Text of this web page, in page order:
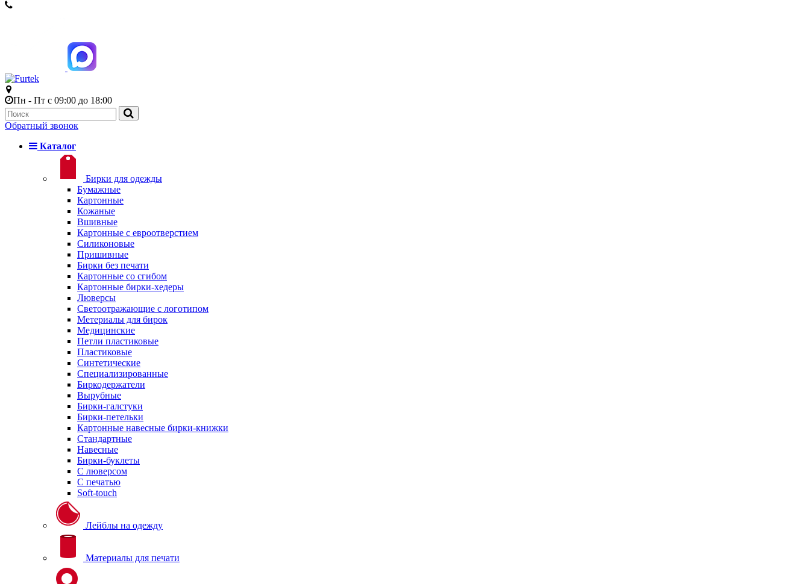
Пн - Пт с 09:00 до 18:00
Обратный звонок
Каталог
Бирки для одежды
Бумажные
Картонные
Кожаные
Вшивные
Картонные с евроотверстием
Силиконовые
Пришивные
Бирки без печати
Картонные со сгибом
Картонные бирки-хедеры
Люверсы
Светоотражающие с логотипом
Метериалы для бирок
Медицинские
Петли пластиковые
Пластиковые
Синтетические
Специализированные
Биркодержатели
Вырубные
Бирки-галстуки
Бирки-петельки
Картонные навесные бирки-книжки
Стандартные
Навесные
Бирки-буклеты
С люверсом
С печатью
Soft-touch
Лейблы на одежду
Материалы для печати